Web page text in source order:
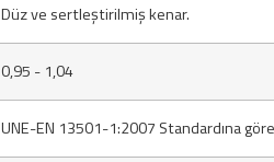
Düz ve sertleştirilmiş kenar.
0,95 - 1,04
UNE-EN 13501-1:2007 Standardına göre